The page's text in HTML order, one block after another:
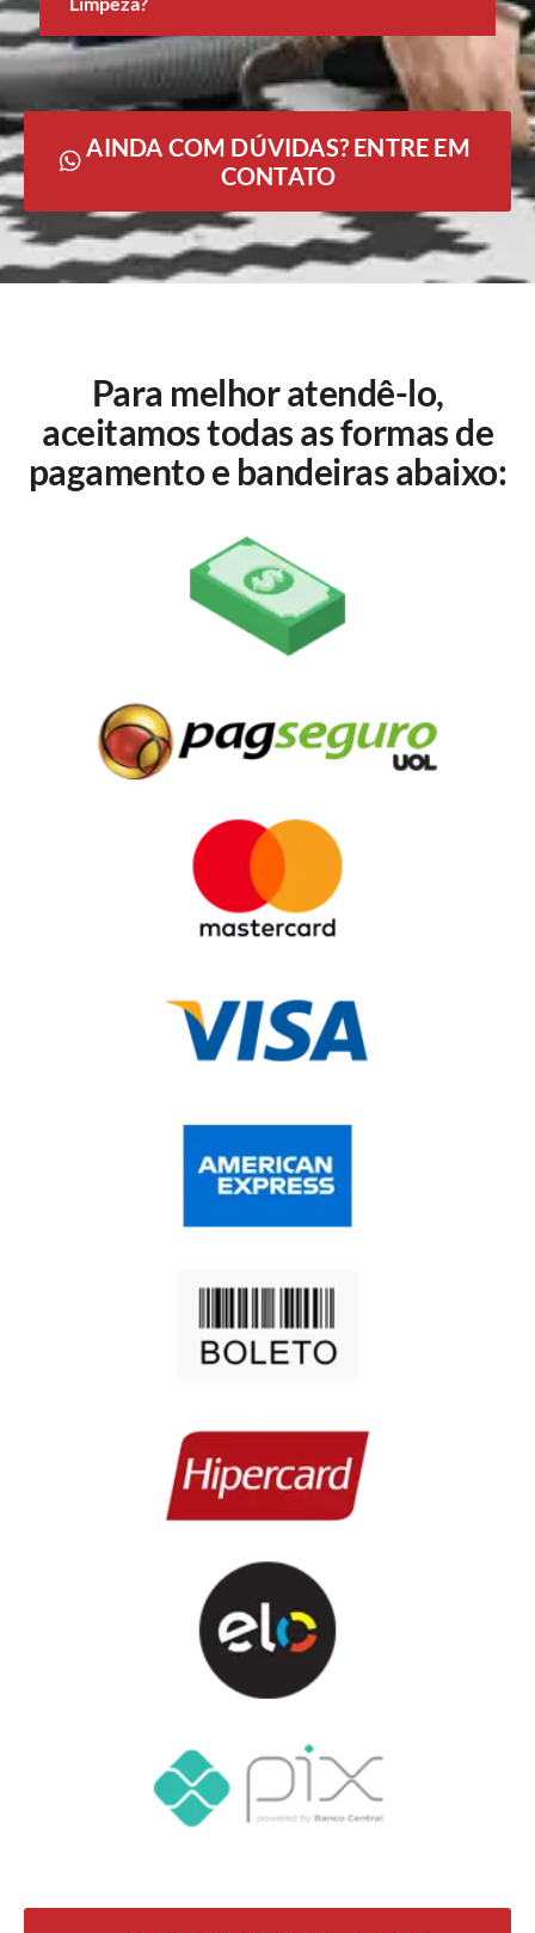
AINDA COM DÚVIDAS? ENTRE EM
CONTATO
Para melhor atendê-lo,
aceitamos todas as formas de
pagamento e bandeiras abaixo: